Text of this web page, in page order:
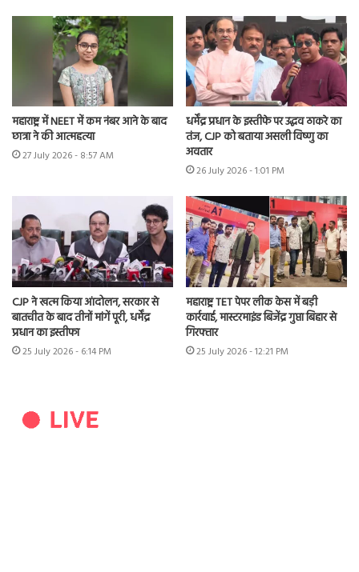
महाराष्ट्र में NEET में कम नंबर आने के बाद
छात्रा ने की आत्महत्या
27 July 2026 - 8:57 AM
धर्मेंद्र प्रधान के इस्तीफे पर उद्धव ठाकरे का
तंज, CJP को बताया असली विष्णु का
अवतार
26 July 2026 - 1:01 PM
CJP ने खत्म किया आंदोलन, सरकार से
बातचीत के बाद तीनों मांगें पूरी, धर्मेंद्र
प्रधान का इस्तीफा
25 July 2026 - 6:14 PM
महाराष्ट्र TET पेपर लीक केस में बड़ी
कार्रवाई, मास्टरमाइंड बिजेंद्र गुप्ता बिहार से
गिरफ्तार
25 July 2026 - 12:21 PM